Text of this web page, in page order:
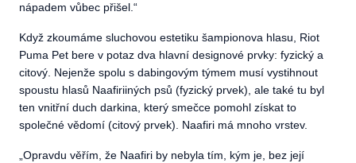
nápadem vůbec přišel.“
Když zkoumáme sluchovou estetiku šampionova hlasu, Riot
Puma Pet bere v potaz dva hlavní designové prvky: fyzický a
citový. Nejenže spolu s dabingovým týmem musí vystihnout
spoustu hlasů Naafiriiných psů (fyzický prvek), ale také tu byl
ten vnitřní duch darkina, který smečce pomohl získat to
společné vědomí (citový prvek). Naafiri má mnoho vrstev.
Opravdu věřím, že Naafiri by nebyla tím, kým je, bez její